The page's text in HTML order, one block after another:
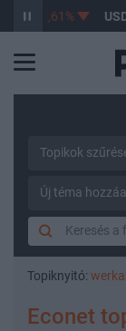
-0,61% USD/
Topikok
Új téma
Topiknyitó:
Econet